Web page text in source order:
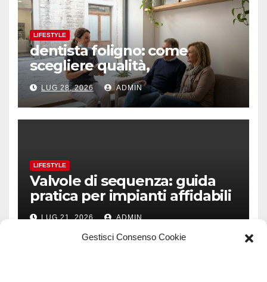
Gestisci Consenso Cookie
LIFESTYLE
dentista foligno: come
scegliere qualità,
prevenzione e fiducia
LUG 28, 2026 ADMIN
LIFESTYLE
Valvole di sequenza: guida
pratica per impianti affidabili
LUG 21, 2026 ADMIN